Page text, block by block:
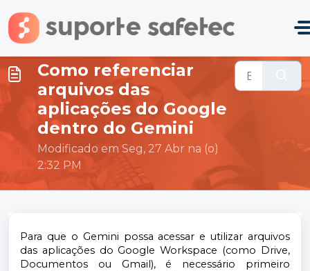
Ir para o conteúdo principal
Como referenciar
arquivos das
aplicações do Google
dentro do Gemini
Modificado em Seg, 27 Abr na (o)
2:32 PM
Para que o Gemini possa acessar e utilizar arquivos
das aplicações do Google Workspace (como Drive,
Documentos ou Gmail), é necessário primeiro